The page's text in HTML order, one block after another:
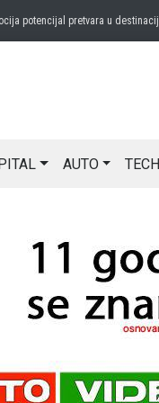
potencijal pretvara u destinaciju
AUTO TECH